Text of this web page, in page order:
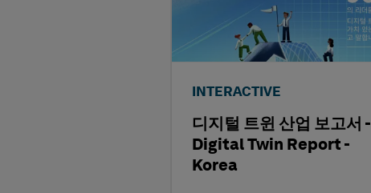
INTERACTIVE
디지털 트윈 산업 보고서 -
Digital Twin Report -
Korea